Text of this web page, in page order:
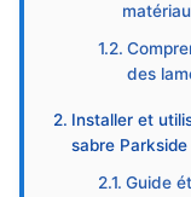
des
Installer et
sabre Parkside
Guide